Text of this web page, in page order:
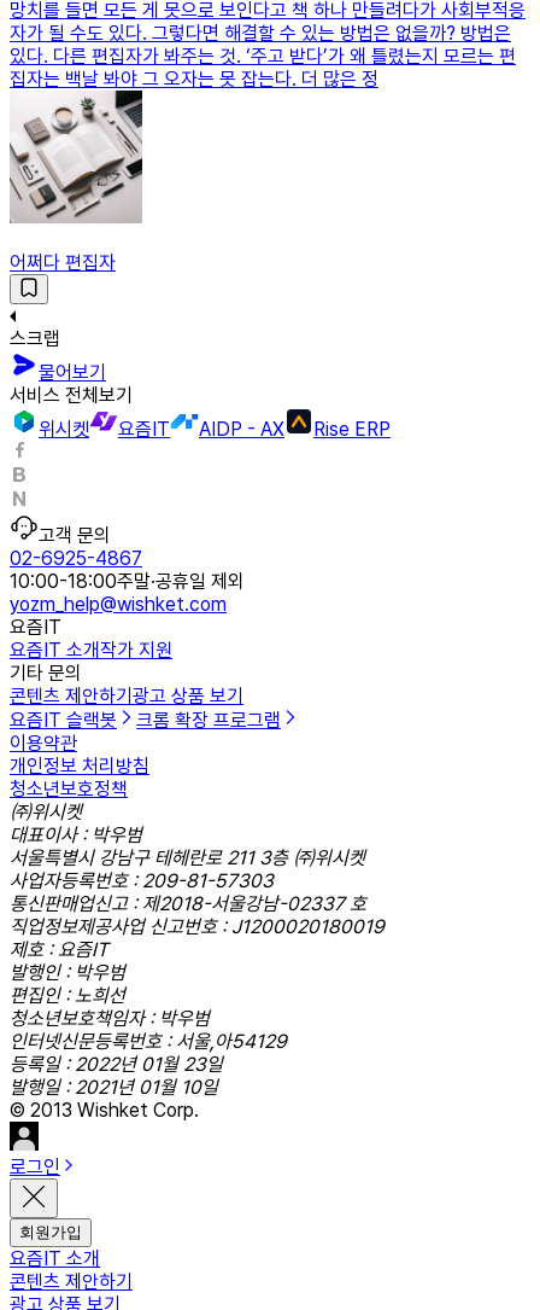
망치를 들면 모든 게 못으로 보인다고 책 하나 만들려다가 사회부적응
자가 될 수도 있다. 그렇다면 해결할 수 있는 방법은 없을까? 방법은
있다. 다른 편집자가 봐주는 것. ‘주고 받다’가 왜 틀렸는지 모르는 편
집자는 백날 봐야 그 오자는 못 잡는다. 더 많은 정
어쩌다 편집자
스크랩
물어보기
서비스 전체보기
위시켓
요즘IT AIDP - AX Rise ERP
고객 문의
02-6925-4867
10:00-18:00주말·공휴일 제외
yozm_help@wishket.com
요즘IT
요즘IT 소개작가 지원
기타 문의
콘텐츠 제안하기 광고 상품 보기
요즘IT 슬랙봇
크롬 확장 프로그램
이용약관
개인정보 처리방침
청소년보호정책
㈜위시켓
대표이사 : 박우범
서울특별시 강남구 테헤란로 211 3층 ㈜위시켓
사업자등록번호 : 209-81-57303
통신판매업신고 : 제2018-서울강남-02337 호
직업정보제공사업 신고번호 : J1200020180019
제호 : 요즘IT
발행인 : 박우범
편집인 : 노희선
청소년보호책임자 : 박우범
인터넷신문등록번호 : 서울,아54129
등록일 : 2022년 01월 23일
발행일 : 2021년 01월 10일
© 2013 Wishket Corp.
로그인
회원가입
요즘IT 소개
콘텐츠 제안하기
광고 상품 보기